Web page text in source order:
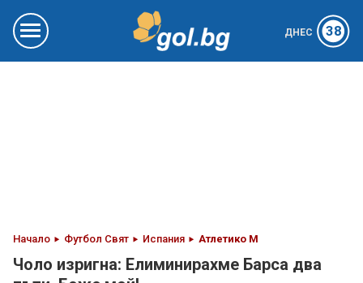
ДНЕС 38
Начало Футбол Свят Испания Атлетико М
Чоло изригна: Елиминирахме Барса два